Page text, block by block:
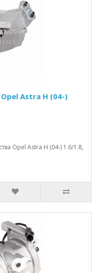
Astra H (04-)
Opel Astra H (04-) 1.6/1.8,